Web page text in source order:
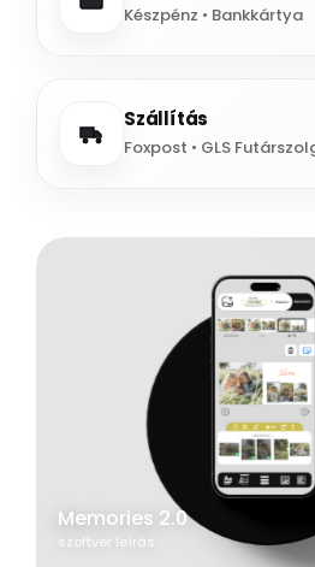
Készpénz • Bankkártya
Szállítás
Foxpost • GLS
Memories 2.0
szoftver leírás